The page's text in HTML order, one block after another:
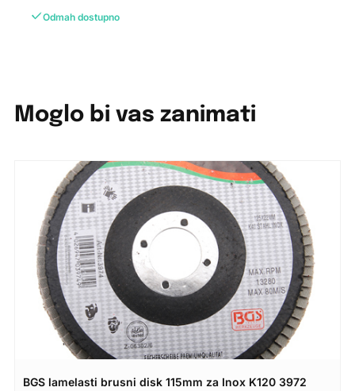
Odmah dostupno
Moglo bi vas zanimati
BGS lamelasti brusni disk 115mm za Inox K120 3972